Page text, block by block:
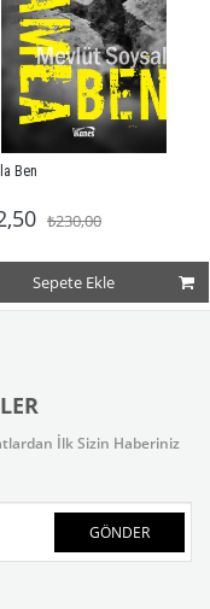
Ekle
İlk Sizin Haberiniz
GÖNDER